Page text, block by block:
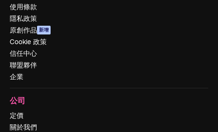
使用條款
隱私政策
原創作品 新增
Cookie 政策
信任中心
聯盟夥伴
企業
公司
定價
關於我們